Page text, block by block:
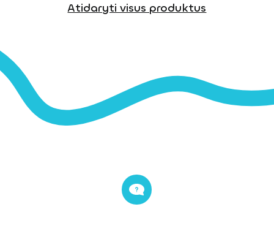
Atidaryti visus produktus